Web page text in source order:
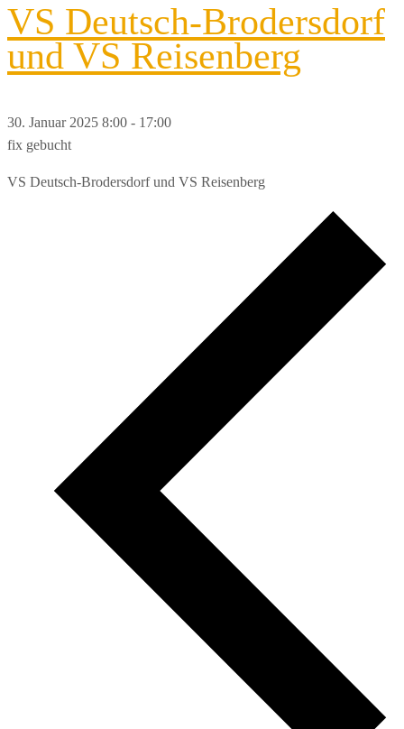
VS Deutsch-Brodersdorf
und VS Reisenberg
30. Januar 2025 8:00 - 17:00
fix gebucht
VS Deutsch-Brodersdorf und VS Reisenberg